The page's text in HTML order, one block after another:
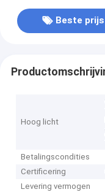
Beste prijs
Hoog licht
Betalingscondities
Certificering
Levering vermogen